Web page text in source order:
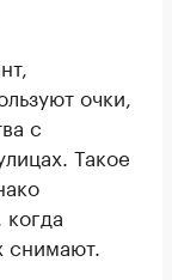
очки,
с
Такое
снимают.